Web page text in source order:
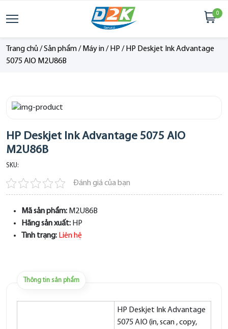
0
Trang chủ/Sản phẩm/ Máy in/ HP / HP Deskjet Ink Advantage
5075 AlO M2U86B
HP Deskjet Ink Advantage 5075 AlO
M2U86B
SKU:
Đánh giá của bạn
Mã sản phẩm: M2U86B
Hãng sản xuất: HP
Tình trạng: Liên hệ
Thông tin sản phẩm
HP Deskjet Ink Advantage
5075 AIO (in, scan , copy,